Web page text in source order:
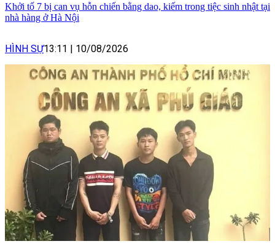
Khởi tố 7 bị can vụ hỗn chiến bằng dao, kiếm trong tiệc sinh nhật tại
nhà hàng ở Hà Nội
HÌNH SỰ13:11 | 10/08/2026